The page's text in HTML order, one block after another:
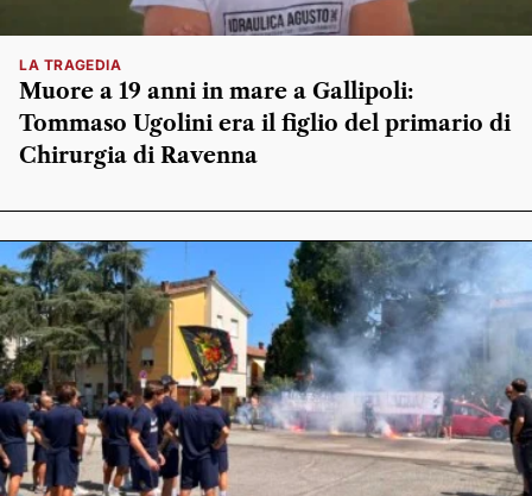
LA TRAGEDIA
Muore a 19 anni in mare a Gallipoli:
Tommaso Ugolini era il figlio del primario di
Chirurgia di Ravenna